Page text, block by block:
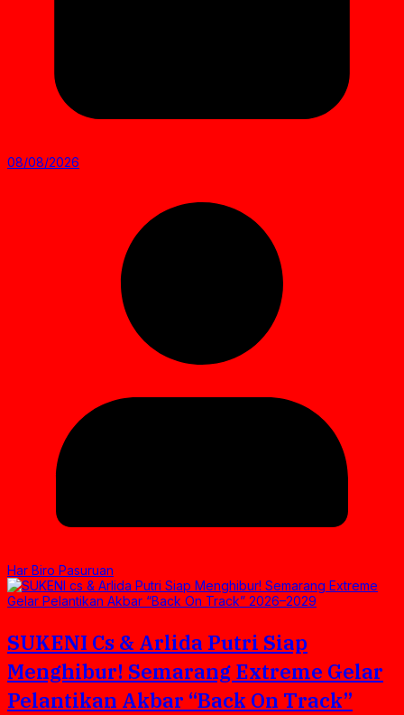
08/08/2026
Har Biro Pasuruan
SUKENI Cs & Arlida Putri Siap
Menghibur! Semarang Extreme Gelar
Pelantikan Akbar “Back On Track”